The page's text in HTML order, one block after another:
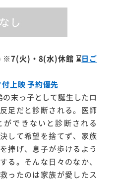
火)・8(水)休館 ⌛日ご
上映予約優先
末っ子として誕生したロ
足だと診断される。医師
できないと診断される
して希望を捨てず、家族
捧げ、息子が歩けるよう
る。そんな日々のなか、
ったのは家族が愛したス